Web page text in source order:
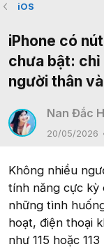
iOS
iPhone có
chưa bật:
người thân
Nan Đắc
20/05/2026
Không nhiều
tính năng cực
những tình
hoạt, điện thoại
như 115 hoặc